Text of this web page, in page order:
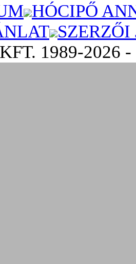
HÓCIPŐ
SZERZŐI
1989-2026